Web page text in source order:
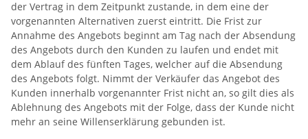
der Vertrag in dem Zeitpunkt zustande, in dem eine der
vorgenannten Alternativen zuerst eintritt. Die Frist zur
Annahme des Angebots beginnt am Tag nach der Absendung
des Angebots durch den Kunden zu laufen und endet mit
dem Ablauf des fünften Tages, welcher auf die Absendung
des Angebots folgt. Nimmt der Verkäufer das Angebot des
Kunden innerhalb vorgenannter Frist nicht an, so gilt dies als
Ablehnung des Angebots mit der Folge, dass der Kunde nicht
mehr an seine Willenserklärung gebunden ist.